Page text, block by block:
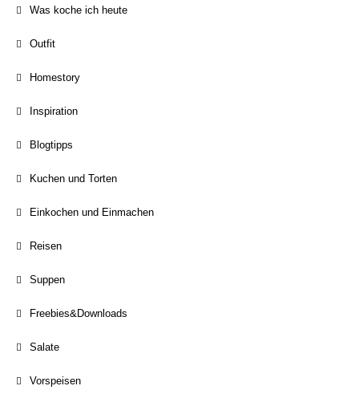
Was koche ich heute
Outfit
Homestory
Inspiration
Blogtipps
Kuchen und Torten
Einkochen und Einmachen
Reisen
Suppen
Freebies&Downloads
Salate
Vorspeisen